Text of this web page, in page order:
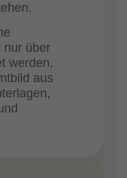
nur über
werden,
aus